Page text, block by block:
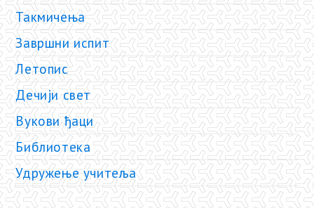
Такмичења
Завршни испит
Летопис
Дечији свет
Вукови ђаци
Библиотека
Удружење учитеља